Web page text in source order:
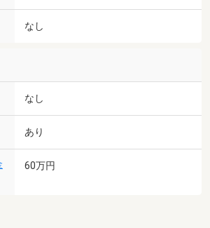
なし
なし
あり
60万円